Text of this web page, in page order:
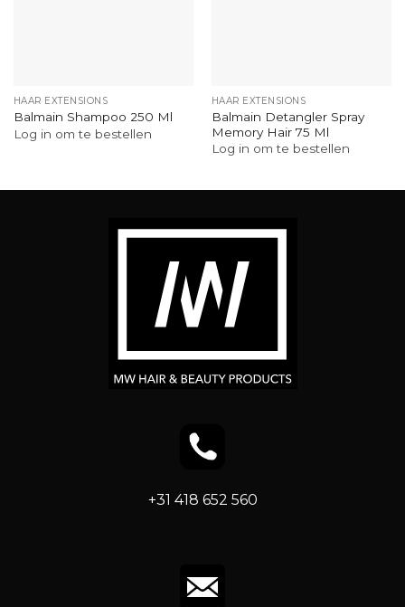
HAAR EXTENSIONS
Balmain Shampoo 250 Ml
Log in om te bestellen
HAAR EXTENSIONS
Balmain Detangler Spray
Memory Hair 75 Ml
Log in om te bestellen
+31 418 652 560